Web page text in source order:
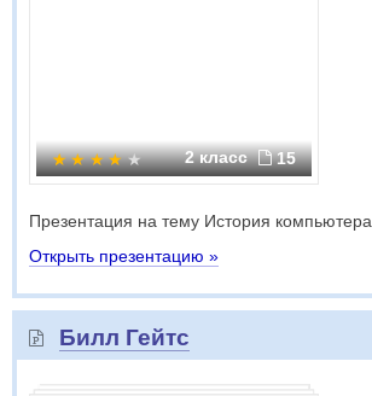
2 класс 15
Презентация на тему История компьютера
Открыть презентацию »
Билл Гейтс